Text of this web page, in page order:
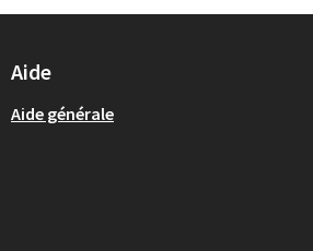
Aide
Aide générale